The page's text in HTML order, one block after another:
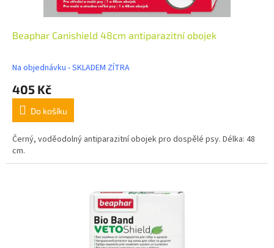
Beaphar Canishield 48cm antiparazitní obojek
Na objednávku - SKLADEM ZÍTRA
405 Kč
Do košíku
Černý, voděodolný antiparazitní obojek pro dospělé psy. Délka: 48
cm.